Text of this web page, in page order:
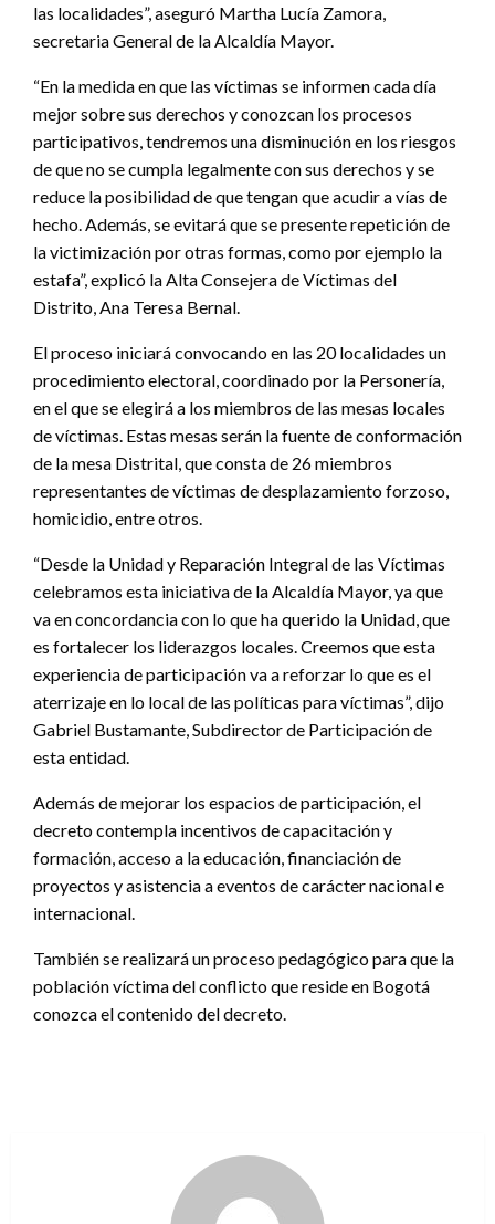
las localidades”, aseguró Martha Lucía Zamora,
secretaria General de la Alcaldía Mayor.
“En la medida en que las víctimas se informen cada día
mejor sobre sus derechos y conozcan los procesos
participativos, tendremos una disminución en los riesgos
de que no se cumpla legalmente con sus derechos y se
reduce la posibilidad de que tengan que acudir a vías de
hecho. Además, se evitará que se presente repetición de
la victimización por otras formas, como por ejemplo la
estafa”, explicó la Alta Consejera de Víctimas del
Distrito, Ana Teresa Bernal.
El proceso iniciará convocando en las 20 localidades un
procedimiento electoral, coordinado por la Personería,
en el que se elegirá a los miembros de las mesas locales
de víctimas. Estas mesas serán la fuente de conformación
de la mesa Distrital, que consta de 26 miembros
representantes de víctimas de desplazamiento forzoso,
homicidio, entre otros.
“Desde la Unidad y Reparación Integral de las Víctimas
celebramos esta iniciativa de la Alcaldía Mayor, ya que
va en concordancia con lo que ha querido la Unidad, que
es fortalecer los liderazgos locales. Creemos que esta
experiencia de participación va a reforzar lo que es el
aterrizaje en lo local de las políticas para víctimas”, dijo
Gabriel Bustamante, Subdirector de Participación de
esta entidad.
Además de mejorar los espacios de participación, el
decreto contempla incentivos de capacitación y
formación, acceso a la educación, financiación de
proyectos y asistencia a eventos de carácter nacional e
internacional.
También se realizará un proceso pedagógico para que la
población víctima del conflicto que reside en Bogotá
conozca el contenido del decreto.